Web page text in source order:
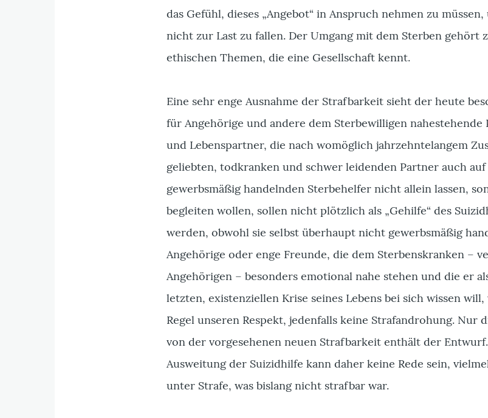
das Gefühl, dieses „Angebot“ in Anspruch nehmen zu
nicht zur Last zu fallen. Der Umgang mit dem Sterben gehört
ethischen Themen, die eine Gesellschaft kennt.
Eine sehr enge Ausnahme der Strafbarkeit sieht der heute
für Angehörige und andere dem Sterbewilligen nahestehende
und Lebenspartner, die nach womöglich jahrzehntelangem
geliebten, todkranken und schwer leidenden Partner auch auf
gewerbsmäßig handelnden Sterbehelfer nicht allein lassen,
begleiten wollen, sollen nicht plötzlich als „Gehilfe“ des
werden, obwohl sie selbst überhaupt nicht gewerbsmäßig
Angehörige oder enge Freunde, die dem Sterbenskranken –
Angehörigen – besonders emotional nahe stehen und die er
letzten, existenziellen Krise seines Lebens bei sich wissen
Regel unseren Respekt, jedenfalls keine Strafandrohung. Nur
von der vorgesehenen neuen Strafbarkeit enthält der
Ausweitung der Suizidhilfe kann daher keine Rede sein,
unter Strafe, was bislang nicht strafbar war.